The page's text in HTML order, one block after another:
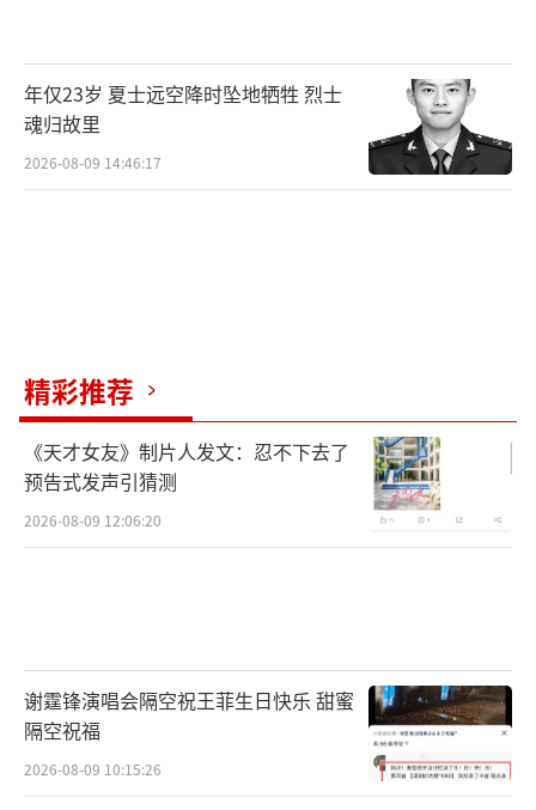
年仅23岁 夏士远空降时坠地牺牲 烈士
魂归故里
2026-08-09 14:46:17
精彩推荐
《天才女友》制片人发文：忍不下去了
预告式发声引猜测
2026-08-09 12:06:20
谢霆锋演唱会隔空祝王菲生日快乐 甜蜜
隔空祝福
2026-08-09 10:15:26